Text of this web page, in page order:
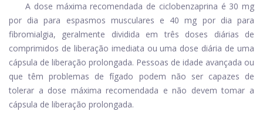
A dose máxima recomendada de ciclobenzaprina é 30 mg
por dia para espasmos musculares e 40 mg por dia para
fibromialgia, geralmente dividida em três doses diárias de
comprimidos de liberação imediata ou uma dose diária de uma
cápsula de liberação prolongada. Pessoas de idade avançada ou
que têm problemas de fígado podem não ser capazes de
tolerar a dose máxima recomendada e não devem tomar a
cápsula de liberação prolongada.